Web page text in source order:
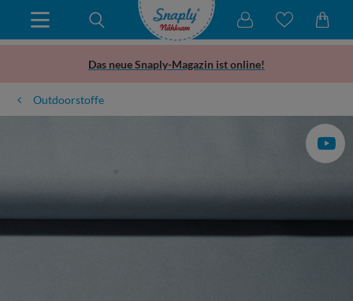
Das neue Snaply-Magazin ist online!
Outdoorstoffe